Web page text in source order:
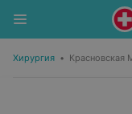
Хирургия • Красновская